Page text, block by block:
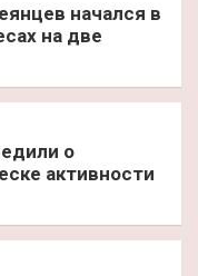
начался в
на две
о
активности